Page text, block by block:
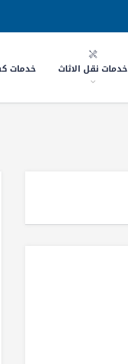
خدمات نقل الاثاث خدمات